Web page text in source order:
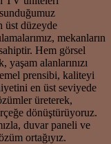
üst düzeyde
mekanların
Hem görsel
alanlarınızı
prensibi, kaliteyi
en üst seviyede
üreterek,
dönüştürüyoruz.
duvar paneli ve
ortağıyız.